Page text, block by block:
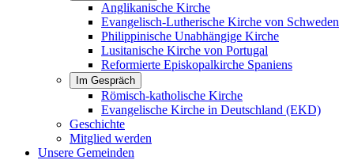
Anglikanische Kirche
Evangelisch-Lutherische Kirche von Schweden
Philippinische Unabhängige Kirche
Lusitanische Kirche von Portugal
Reformierte Episkopalkirche Spaniens
Im Gespräch
Römisch-katholische Kirche
Evangelische Kirche in Deutschland (EKD)
Geschichte
Mitglied werden
Unsere Gemeinden